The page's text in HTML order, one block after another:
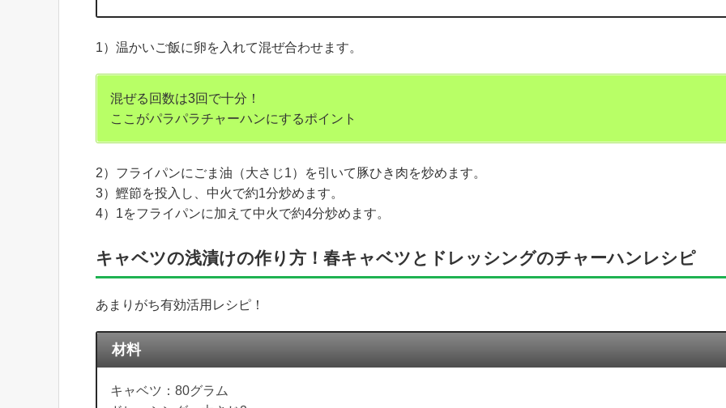
1）温かいご飯に卵を入れて混ぜ合わせます。
混ぜる回数は3回で十分！
ここがパラパラチャーハンにするポイント
2）フライパンにごま油（大さじ1）を引いて豚ひき肉を炒めます。
3）鰹節を投入し、中火で約1分炒めます。
4）1をフライパンに加えて中火で約4分炒めます。
キャベツの浅漬けの作り方！春キャベツとドレッシングのチャーハンレシピ
あまりがち有効活用レシピ！
材料
キャベツ：80グラム